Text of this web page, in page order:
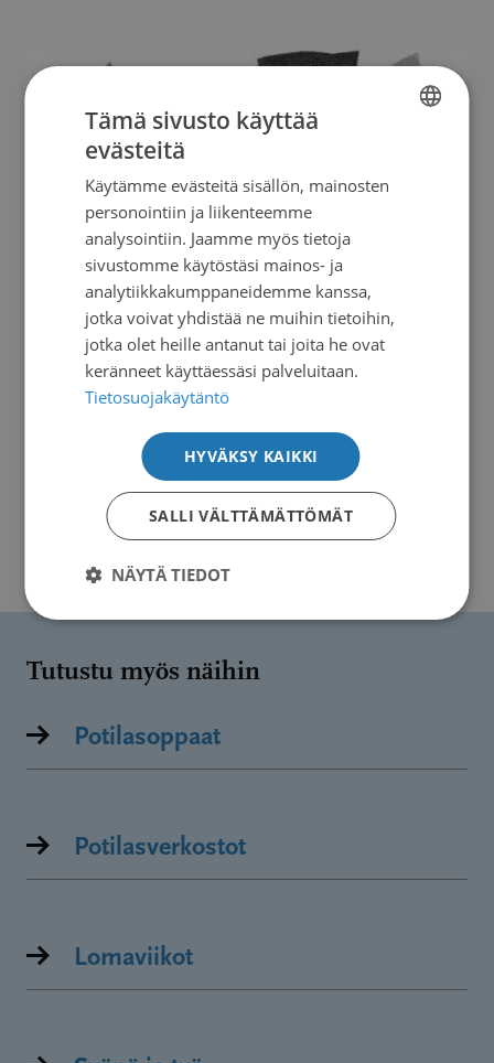
Hyödyllistä tietoa
kurkkusyövästä
Tietoa kurkkusyövästä löydätTerveyskirjastosta
Duodecimistä.
Tutustu myös näihin
Potilasoppaat
Potilasverkostot
Lomaviikot
SWEDISH
Tämä sivusto käyttää
evästeitä
Käytämme evästeitä sisällön, mainosten
personointiin ja liikenteemme
analysointiin. Jaamme myös tietoja
sivustomme käytöstäsi mainos- ja
analytiikkakumppaneidemme kanssa,
jotka voivat yhdistää ne muihin tietoihin,
jotka olet heille antanut tai joita he ovat
keränneet käyttäessäsi palveluitaan.
Tietosuojakäytäntö
HYVÄKSY KAIKKI
SALLI VÄLTTÄMÄTTÖMÄT
NÄYTÄ TIEDOT